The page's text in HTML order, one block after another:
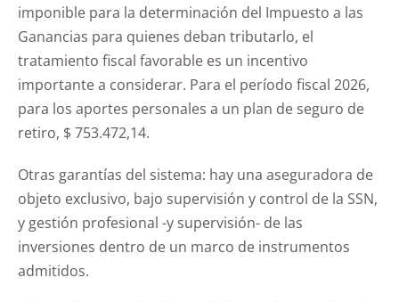
imponible para la determinación del Impuesto a las
Ganancias para quienes deban tributarlo, el
tratamiento fiscal favorable es un incentivo
importante a considerar. Para el período fiscal 2026,
para los aportes personales a un plan de seguro de
retiro, $ 753.472,14.
Otras garantías del sistema: hay una aseguradora de
objeto exclusivo, bajo supervisión y control de la SSN,
y gestión profesional -y supervisión- de las
inversiones dentro de un marco de instrumentos
admitidos.